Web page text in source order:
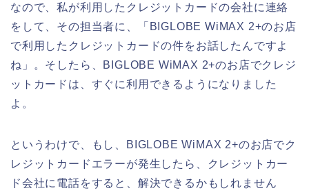
なので、私が利用したクレジットカードの会社に連絡
をして、その担当者に、「BIGLOBE WiMAX 2+のお店
で利用したクレジットカードの件をお話したんですよ
ね」。そしたら、BIGLOBE WiMAX 2+のお店でクレジ
ットカードは、すぐに利用できるようになりました
よ。
というわけで、もし、BIGLOBE WiMAX 2+のお店でク
レジットカードエラーが発生したら、クレジットカー
ド会社に電話をすると、解決できるかもしれません